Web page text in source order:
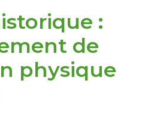
:
de
physique